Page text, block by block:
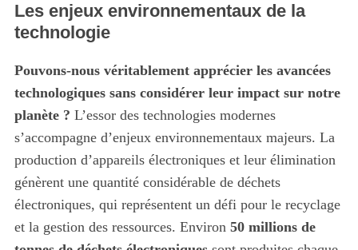
Les enjeux environnementaux de la
technologie
Pouvons-nous véritablement apprécier les avancées
technologiques sans considérer leur impact sur notre
planète ? L’essor des technologies modernes
s’accompagne d’enjeux environnementaux majeurs. La
production d’appareils électroniques et leur élimination
génèrent une quantité considérable de déchets
électroniques, qui représentent un défi pour le recyclage
et la gestion des ressources. Environ 50 millions de